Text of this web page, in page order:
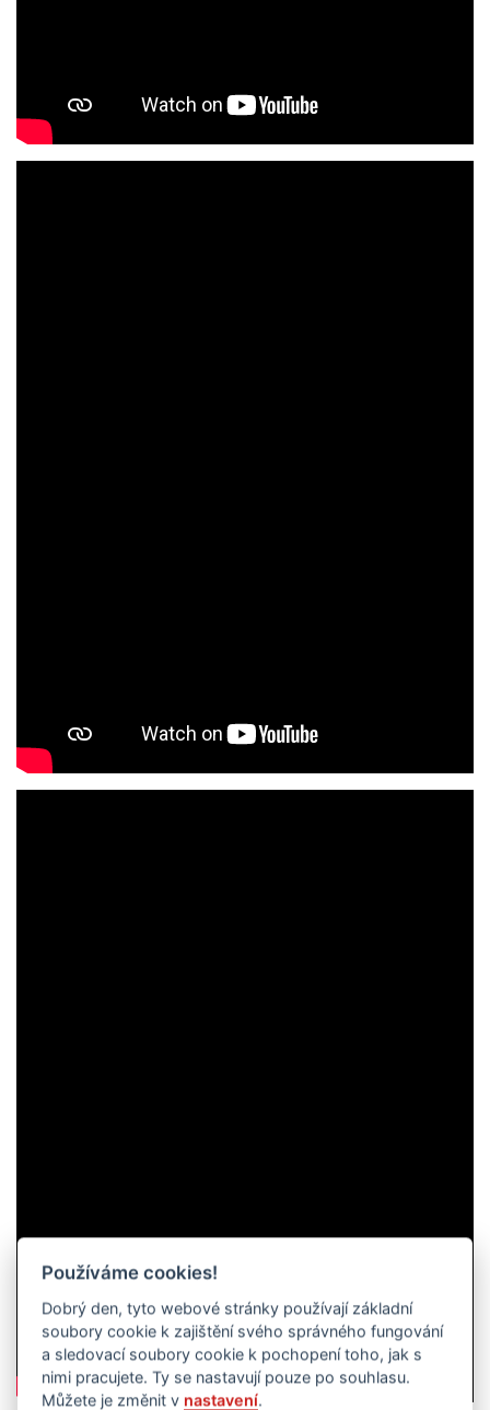
Používáme cookies!
Dobrý den, tyto webové stránky používají základní
soubory cookie k zajištění svého správného fungování
a sledovací soubory cookie k pochopení toho, jak s
nimi pracujete. Ty se nastavují pouze po souhlasu.
Můžete je změnit v nastavení.